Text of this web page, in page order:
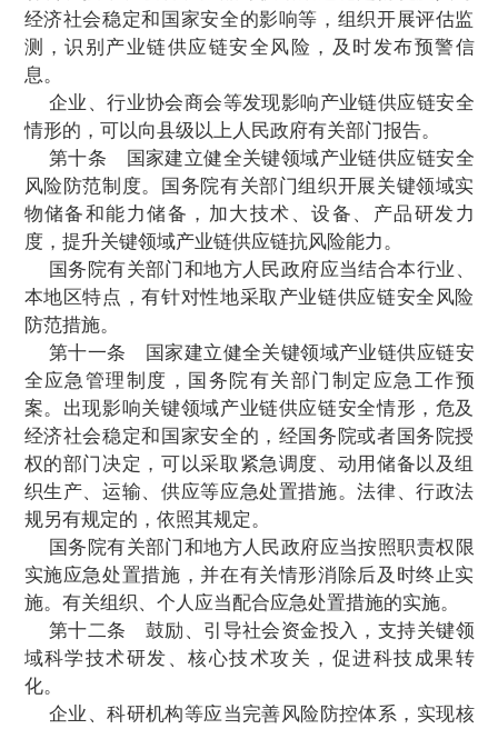
第六条国务院有关部门和省、自治区
民政府在有关规划制定过程中，应当充分
产业链供应链安全产生的影响。
第七条国家加强关键领域产业链供
障。国务院有关部门制定关键领域清单并
整，维护关键领域的原材料、技术、设备
生产与流通稳定、持续运行。
第八条国务院有关部门推动关键领域
链信息共享，强化信息平台支撑，引导行
加强关键领域产业链供应链信息互联互通
效措施保障数据安全。
第九条国家建立健全关键领域产业链
风险监测预警制度。国务院有关部门对关
材料、技术、设备、产品等供给渠道稳定
经济社会稳定和国家安全的影响等，组织
测，识别产业链供应链安全风险，及时发
息。
企业、行业协会商会等发现影响产业链
情形的，可以向县级以上人民政府有关部门
第十条国家建立健全关键领域产业链
风险防范制度。国务院有关部门组织开展